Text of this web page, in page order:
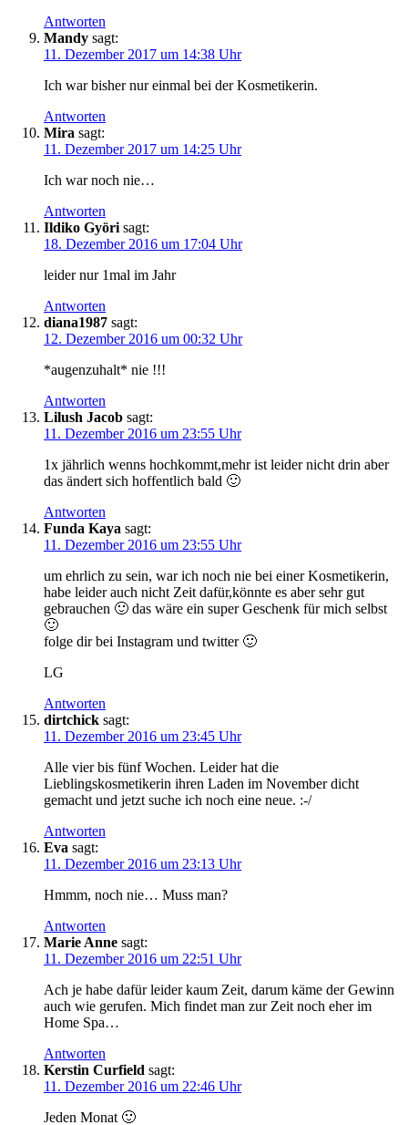
Antworten
Mandy sagt:
11. Dezember 2017 um 14:38 Uhr
Ich war bisher nur einmal bei der Kosmetikerin.
Antworten
Mira sagt:
11. Dezember 2017 um 14:25 Uhr
Ich war noch nie…
Antworten
Ildiko Györi sagt:
18. Dezember 2016 um 17:04 Uhr
leider nur 1mal im Jahr
Antworten
diana1987 sagt:
12. Dezember 2016 um 00:32 Uhr
*augenzuhalt* nie !!!
Antworten
Lilush Jacob sagt:
11. Dezember 2016 um 23:55 Uhr
1x jährlich wenns hochkommt,mehr ist leider nicht drin aber
das ändert sich hoffentlich bald 🙂
Antworten
Funda Kaya sagt:
11. Dezember 2016 um 23:55 Uhr
um ehrlich zu sein, war ich noch nie bei einer Kosmetikerin,
habe leider auch nicht Zeit dafür,könnte es aber sehr gut
gebrauchen 🙂 das wäre ein super Geschenk für mich selbst
🙂
folge dir bei Instagram und twitter 🙂
LG
Antworten
dirtchick sagt:
11. Dezember 2016 um 23:45 Uhr
Alle vier bis fünf Wochen. Leider hat die
Lieblingskosmetikerin ihren Laden im November dicht
gemacht und jetzt suche ich noch eine neue. :-/
Antworten
Eva sagt:
11. Dezember 2016 um 23:13 Uhr
Hmmm, noch nie… Muss man?
Antworten
Marie Anne sagt:
11. Dezember 2016 um 22:51 Uhr
Ach je habe dafür leider kaum Zeit, darum käme der Gewinn
auch wie gerufen. Mich findet man zur Zeit noch eher im
Home Spa…
Antworten
Kerstin Curfield sagt:
11. Dezember 2016 um 22:46 Uhr
Jeden Monat 🙂